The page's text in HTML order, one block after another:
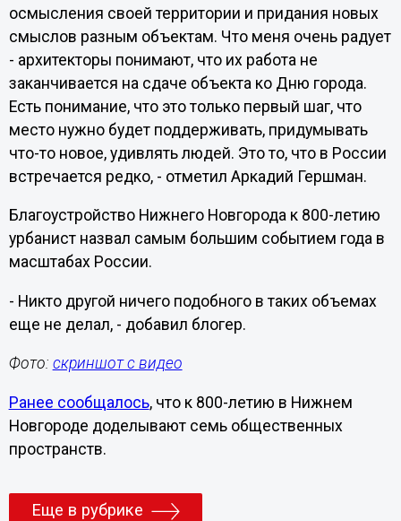
осмысления своей территории и придания новых
смыслов разным объектам. Что меня очень радует
- архитекторы понимают, что их работа не
заканчивается на сдаче объекта ко Дню города.
Есть понимание, что это только первый шаг, что
место нужно будет поддерживать, придумывать
что-то новое, удивлять людей. Это то, что в России
встречается редко, - отметил Аркадий Гершман.
Благоустройство Нижнего Новгорода к 800-летию
урбанист назвал самым большим событием года в
масштабах России.
- Никто другой ничего подобного в таких объемах
еще не делал, - добавил блогер.
Фото: скриншот с видео
Ранее сообщалось, что к 800-летию в Нижнем
Новгороде доделывают семь общественных
пространств.
Еще в рубрике